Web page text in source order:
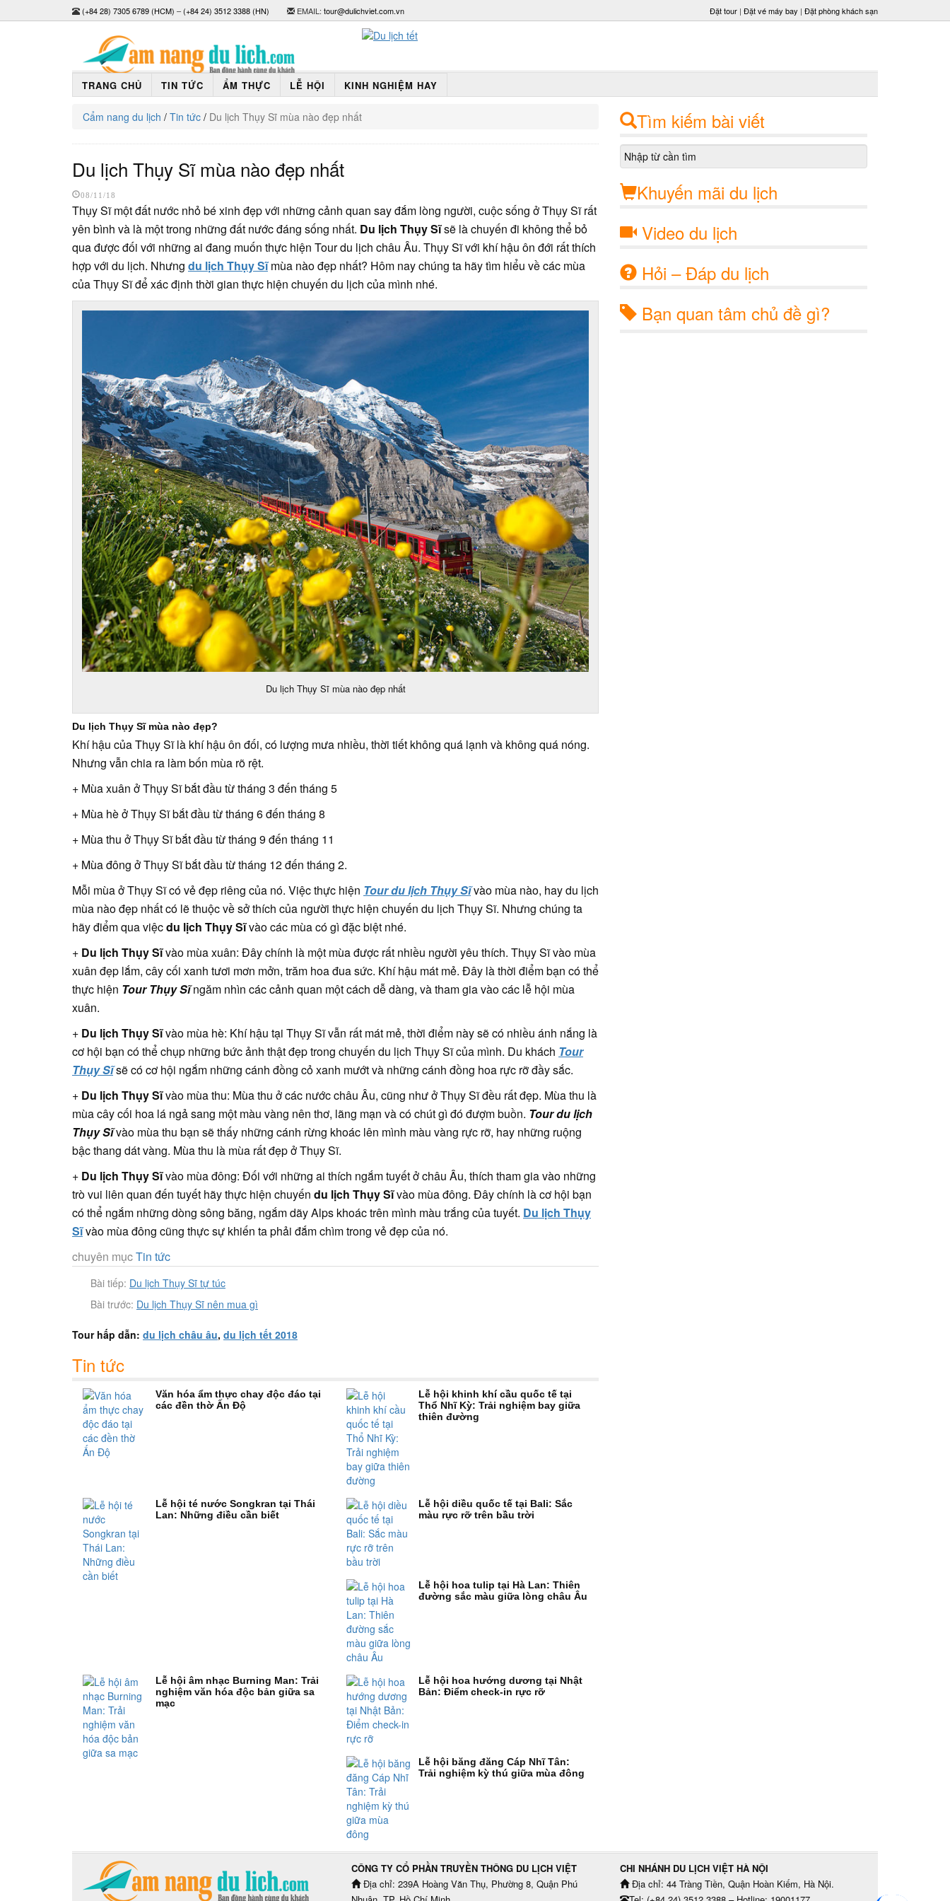
(+84 28) 7305 6789 (HCM) –(+84 24) 3512 3388 (HN) EMAIL: tour@dulichviet.com.vn Đặt tour | Đặt vé máy bay | Đặt phòng khách sạn
TRANG CHỦ TIN TỨC ẨM THỰC LỄ HỘI KINH NGHIỆM HAY
Cẩm nang du lịch / Tin tức / Du lịch Thụy Sĩ mùa nào đẹp nhất
Du lịch Thụy Sĩ mùa nào đẹp nhất
08/11/18
Thụy Sĩ một đất nước nhỏ bé xinh đẹp với những cảnh quan say đắm lòng người, cuộc sống ở Thụy Sĩ rất
yên bình và là một trong những đất nước đáng sống nhất. Du lịch Thụy Sĩsẽ là chuyến đi không thể bỏ
qua được đối với những ai đang muốn thực hiện Tour du lịch châu Âu. Thụy Sĩ với khí hậu ôn đới rất thích
hợp với du lịch. Nhưng du lịch Thụy Sĩmùa nào đẹp nhất? Hôm nay chúng ta hãy tìm hiểu về các mùa
của Thụy Sĩ để xác định thời gian thực hiện chuyến du lịch của mình nhé.
Du lịch Thụy Sĩ mùa nào đẹp nhất
Du lịch Thụy Sĩ mùa nào đẹp?
Khí hậu của Thụy Sĩ là khí hậu ôn đối, có lượng mưa nhiều, thời tiết không quá lạnh và không quá nóng.
Nhưng vẫn chia ra làm bốn mùa rõ rệt.
+ Mùa xuân ở Thụy Sĩ bắt đầu từ tháng 3 đến tháng 5
+ Mùa hè ở Thụy Sĩ bắt đầu từ tháng 6 đến tháng 8
+ Mùa thu ở Thụy Sĩ bắt đầu từ tháng 9 đến tháng 11
+ Mùa đông ở Thụy Sĩ bắt đầu từ tháng 12 đến tháng 2.
Mỗi mùa ở Thụy Sĩ có vẻ đẹp riêng của nó. Việc thực hiện Tour du lịch Thụy Sĩvào mùa nào, hay du lịch
mùa nào đẹp nhất có lẽ thuộc về sở thích của người thực hiện chuyến du lịch Thụy Sĩ. Nhưng chúng ta
hãy điểm qua việcdu lịch Thụy Sĩvào các mùa có gì đặc biệt nhé.
+ Du lịch Thụy Sĩvào mùa xuân: Đây chính là một mùa được rất nhiều người yêu thích. Thụy Sĩ vào mùa
xuân đẹp lắm, cây cối xanh tươi mơn mởn, trăm hoa đua sức. Khí hậu mát mẻ. Đây là thời điểm bạn có thể
thực hiện Tour Thụy Sĩngăm nhìn các cảnh quan một cách dễ dàng, và tham gia vào các lễ hội mùa
xuân.
+ Du lịch Thụy Sĩvào mùa hè: Khí hậu tại Thụy Sĩ vẫn rất mát mẻ, thời điểm này sẽ có nhiều ánh nắng là
cơ hội bạn có thể chụp những bức ảnh thật đẹp trong chuyến du lịch Thụy Sĩ của mình. Du khách Tour
Thụy Sĩsẽ có cơ hội ngắm những cánh đồng cỏ xanh mướt và những cánh đồng hoa rực rỡ đầy sắc.
+ Du lịch Thụy Sĩvào mùa thu: Mùa thu ở các nước châu Âu, cũng như ở Thụy Sĩ đều rất đẹp. Mùa thu là
mùa cây cối hoa lá ngả sang một màu vàng nên thơ, lãng mạn và có chút gì đó đượm buồn. Tour du lịch
Thụy Sĩvào mùa thu bạn sẽ thấy những cánh rừng khoác lên mình màu vàng rực rỡ, hay những ruộng
bậc thang dát vàng. Mùa thu là mùa rất đẹp ở Thụy Sĩ.
+ Du lịch Thụy Sĩvào mùa đông: Đối với những ai thích ngắm tuyết ở châu Âu, thích tham gia vào những
trò vui liên quan đến tuyết hãy thực hiện chuyến du lịch Thụy Sĩvào mùa đông. Đây chính là cơ hội bạn
có thể ngắm những dòng sông băng, ngắm dãy Alps khoác trên mình màu trắng của tuyết. Du lịch Thụy
Sĩvào mùa đông cũng thực sự khiến ta phải đắm chìm trong vẻ đẹp của nó.
chuyên mụcTin tức
Bài tiếp: Du lịch Thụy Sĩ tự túc
Bài trước: Du lịch Thụy Sĩ nên mua gì
Tour hấp dẫn: du lịch châu âu, du lịch tết 2018
Tin tức
Văn hóa ẩm thực chay độc đáo tại
các đền thờ Ấn Độ
Lễ hội khinh khí cầu quốc tế tại
Thổ Nhĩ Kỳ: Trải nghiệm bay giữa
thiên đường
Lễ hội té nước Songkran tại Thái
Lan: Những điều cần biết
Lễ hội diều quốc tế tại Bali: Sắc
màu rực rỡ trên bầu trời
Lễ hội hoa tulip tại Hà Lan: Thiên
đường sắc màu giữa lòng châu Âu
Lễ hội âm nhạc Burning Man: Trải
nghiệm văn hóa độc bản giữa sa
mạc
Lễ hội hoa hướng dương tại Nhật
Bản: Điểm check-in rực rỡ
Lễ hội băng đăng Cáp Nhĩ Tân:
Trải nghiệm kỳ thú giữa mùa đông
Tìm kiếm bài viết
Khuyến mãi du lịch
Video du lịch
Hỏi – Đáp du lịch
Bạn quan tâm chủ đề gì?
CÔNG TY CỔ PHẦN TRUYỀN THÔNG DU LỊCH VIỆT
Địa chỉ: 239A Hoàng Văn Thụ, Phường 8, Quận Phú
CHI NHÁNH DU LỊCH VIỆT HÀ NỘI
Địa chỉ: 44 Tràng Tiền, Quận Hoàn Kiếm, Hà Nội.